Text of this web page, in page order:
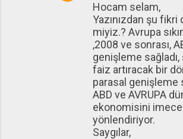
Hocam selam,
Yazınızdan şu fikri
miyiz.? Avrupa
,2008 ve sonrası,
genişleme sağladı,
faiz artıracak bir
parasal genişleme
ABD ve AVRUPA
ekonomisini
yönlendiriyor.
Saygılar,